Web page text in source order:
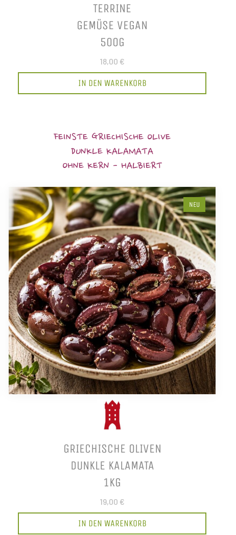
TERRINE
GEMÜSE VEGAN
500G
18,00 €
IN DEN WARENKORB
FEINSTE GRIECHISCHE OLIVE
DUNKLE KALAMATA
OHNE KERN - HALBIERT
NEU
GRIECHISCHE OLIVEN
DUNKLE KALAMATA
1KG
19,00 €
IN DEN WARENKORB